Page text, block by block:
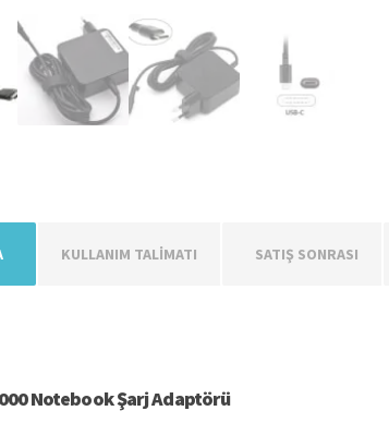
KULLANIM TALİMATI SATIŞ SONRASI
Notebook Şarj Adaptörü